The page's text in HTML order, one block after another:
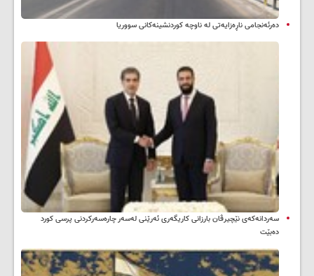
دەرئەنجامی ناڕەزایەتی لە ناوچە کوردنشینەکانی سووریا
سه‌ردانه‌کەی نێچیرڤان بارزانی كاریگه‌ری ئه‌رێنی له‌سه‌ر چاره‌سه‌ركردنی پرسی كورد
ده‌بێت